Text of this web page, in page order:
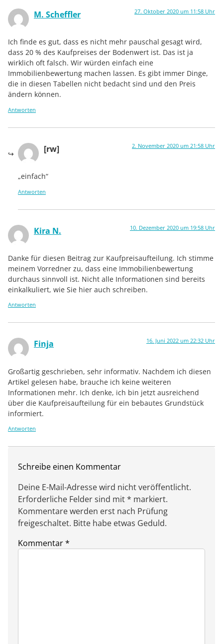
M. Scheffler 27. Oktober 2020 um 11:58 Uhr
Ich finde es gut, dass es nicht mehr pauschal gesagt wird,
dass 20 % des Kaufpreises der Bodenwert ist. Das ist ja
wirklich oft falsch. Wir würden einfach eine
Immobilienbewertung machen lassen. Es gibt immer Dinge,
die in diesen Tabellen nicht bedacht sind und den Preis
ändern können.
Antworten
[rw] 2. November 2020 um 21:58 Uhr
„einfach“
Antworten
Kira N. 10. Dezember 2020 um 19:58 Uhr
Danke für diesen Beitrag zur Kaufpreisaufteilung. Ich stimme
meinem Vorredner zu, dass eine Immobilienbewertung
durchaus sinnvoll ist. Nicht alle Informationen sind bereits
einkalkuliert, wie Sie hier auch schreiben.
Antworten
Finja 16. Juni 2022 um 22:32 Uhr
Großartig geschrieben, sehr informativ. Nachdem ich diesen
Artikel gelesen habe, brauche ich keine weiteren
Informationen mehr. Ich denke, ich bin jetzt ausreichend
über die Kaufpreisaufteilung für ein bebautes Grundstück
informiert.
Antworten
Schreibe einen Kommentar
Deine E-Mail-Adresse wird nicht veröffentlicht.
Erforderliche Felder sind mit * markiert.
Kommentare werden erst nach Prüfung
freigeschaltet. Bitte habe etwas Geduld.
Kommentar*